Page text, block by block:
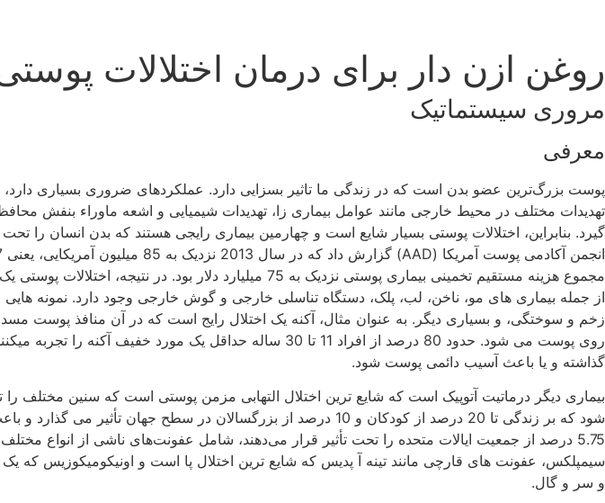
روغن ازن دار برای درمان اختلالات
مروری سیستماتیک
معرفی
پوست بزرگ‌ترین عضو بدن است که در زندگی ما تاثیر بسزایی دارد. عملکردهای ضروری بسیاری
تهدیدات مختلف در محیط خارجی مانند عوامل بیماری زا، تهدیدات شیمیایی و اشعه ماوراء بنفش
گیرد. بنابراین، اختلالات پوستی بسیار شایع است و چهارمین بیماری رایجی هستند که بدن انسان را
مجموع هزینه مستقیم تخمینی بیماری پوستی نزدیک به 75
از جمله بیماری های مو، ناخن، لب، پلک، دستگاه تناسلی خارجی و گوش خارجی وجود دارد. نمونه هایی
زخم و سوختگی، و بسیاری دیگر. به عنوان مثال، آکنه یک اختلال رایج است که در آن منافذ
روی پوست می شود. حدود 80 درصد از افراد 11 تا 30 ساله
گذاشته و یا باعث آسیب دائمی پوست شود.
بیماری دیگر درماتیت آتوپیک است که شایع ترین اختلال التهابی مزمن پوستی است که سنین
شود که بر زندگی تا 20 درصد از کودکان و 10 درصد از بزرگسالان در
5.75 درصد از جمعیت ایالات متحده را تحت تأثیر قرار می‌دهند، شامل عفونت‌های ناشی از انواع
سیمپلکس، عفونت های قارچی مانند تینه آ پدیس که شایع ترین اختلال پا است و اونیکومیکوزیس که
و سر و گال.